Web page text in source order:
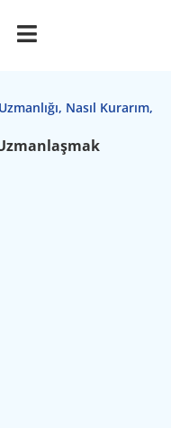
, Nasıl Kurarım,